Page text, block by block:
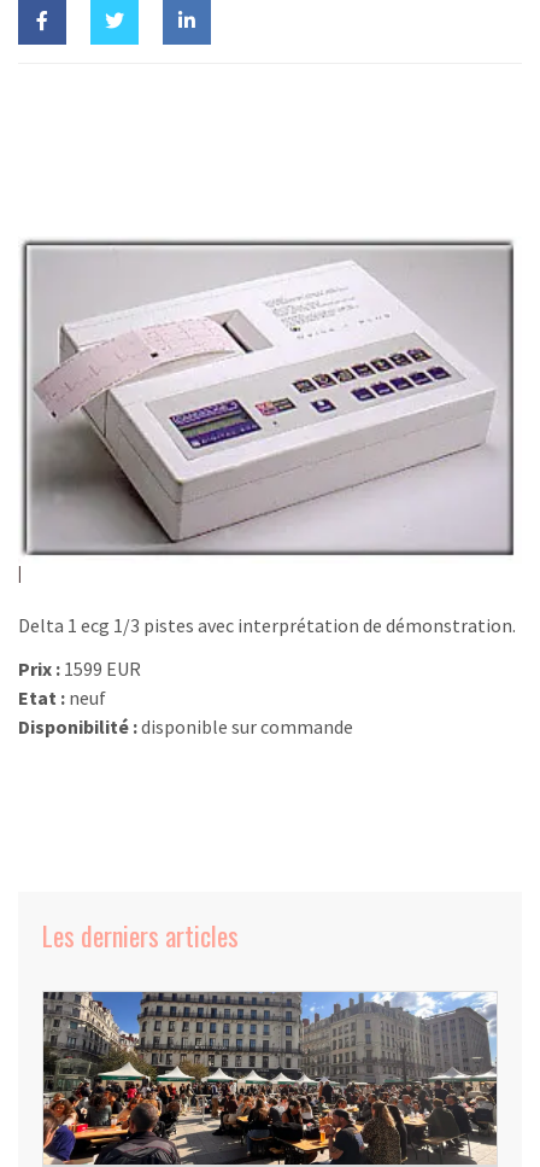
Delta 1 ecg 1/3 pistes avec interprétation de démonstration.
Prix : 1599 EUR
Etat : neuf
Disponibilité :disponible sur commande
Les derniers articles